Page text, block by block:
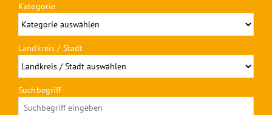
Kategorie
Landkreis / Stadt
Suchbegriff